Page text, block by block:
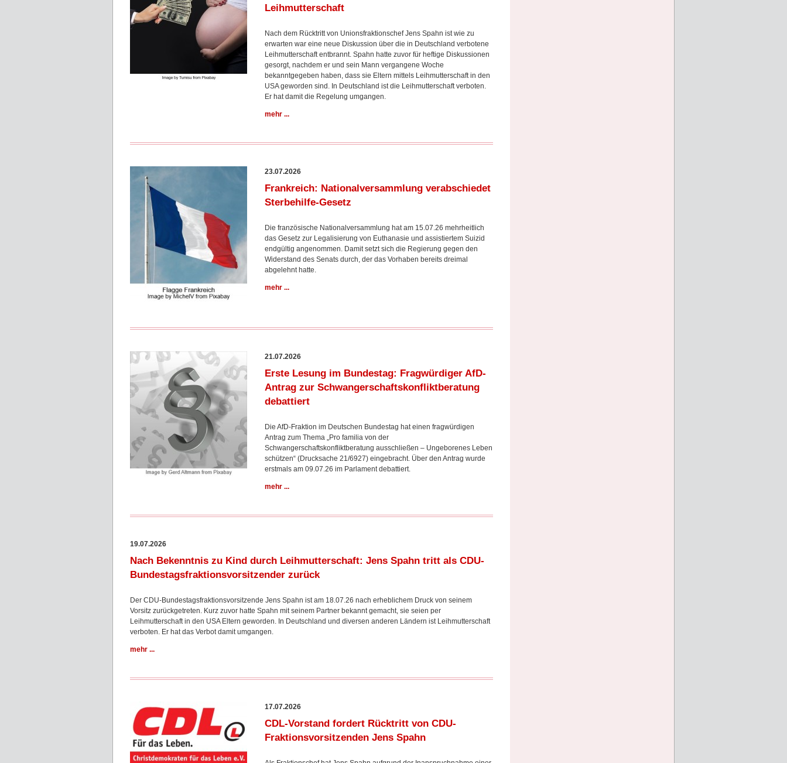
Leihmutterschaft
Nach dem Rücktritt von Unionsfraktionschef Jens Spahn ist wie zu
erwarten war eine neue Diskussion über die in Deutschland verbotene
Leihmutterschaft entbrannt. Spahn hatte zuvor für heftige Diskussionen
gesorgt, nachdem er und sein Mann vergangene Woche
bekanntgegeben haben, dass sie Eltern mittels Leihmutterschaft in den
USA geworden sind. In Deutschland ist die Leihmutterschaft verboten.
Er hat damit die Regelung umgangen.
mehr ...
23.07.2026
Frankreich: Nationalversammlung verabschiedet
Sterbehilfe-Gesetz
Die französische Nationalversammlung hat am 15.07.26 mehrheitlich
das Gesetz zur Legalisierung von Euthanasie und assistiertem Suizid
endgültig angenommen. Damit setzt sich die Regierung gegen den
Widerstand des Senats durch, der das Vorhaben bereits dreimal
abgelehnt hatte.
mehr ...
21.07.2026
Erste Lesung im Bundestag: Fragwürdiger AfD-
Antrag zur Schwangerschafts­konfliktberatung
debattiert
Die AfD-Fraktion im Deutschen Bundestag hat einen fragwürdigen
Antrag zum Thema „Pro familia von der
Schwangerschaftskonfliktberatung ausschließen – Ungeborenes Leben
schützen“ (Drucksache 21/6927) eingebracht. Über den Antrag wurde
erstmals am 09.07.26 im Parlament debattiert.
mehr ...
19.07.2026
Nach Bekenntnis zu Kind durch Leihmutterschaft: Jens Spahn tritt als CDU-
Bundestagsfraktionsvorsitzender zurück
Der CDU-Bundestagsfraktionsvorsitzende Jens Spahn ist am 18.07.26 nach erheblichem Druck von seinem
Vorsitz zurückgetreten. Kurz zuvor hatte Spahn mit seinem Partner bekannt gemacht, sie seien per
Leihmutterschaft in den USA Eltern geworden. In Deutschland und diversen anderen Ländern ist Leihmutterschaft
verboten. Er hat das Verbot damit umgangen.
mehr ...
17.07.2026
CDL-Vorstand fordert Rücktritt von CDU-
Fraktionsvorsitzenden Jens Spahn